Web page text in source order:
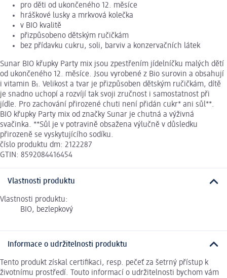
pro děti od ukončeného 12. měsíce
hráškové lusky a mrkvová kolečka
v BIO kvalitě
přizpůsobeno dětským ručičkám
bez přídavku cukru, soli, barviv a konzervačních látek
Sunar BIO křupky Party mix jsou zpestřením jídelníčku malých dětí
od ukončeného 12. měsíce. Jsou vyrobené z Bio surovin a obsahují
i vitamin B₁. Velikost a tvar je přizpůsoben dětským ručičkám, dítě
je snadno uchopí a rozvíjí tak svoji zručnost i samostatnost při
jídle. Pro zachování přirozené chuti není přidán cukr* ani sůl**.
BIO křupky Party mix od značky Sunar je chutná a výživná
svačinka. **Sůl je v potravině obsažena výlučně v důsledku
přirozeně se vyskytujícího sodíku.
číslo produktu dm: 2122287
GTIN: 8592084416454
Vlastnosti produktu
Vlastnosti produktu:
BIO, bezlepkový
Informace o udržitelnosti produktu
Tento produkt získal certifikaci, resp. pečeť za šetrný přístup k
životnímu prostředí. Touto informací o udržitelnosti bychom vám